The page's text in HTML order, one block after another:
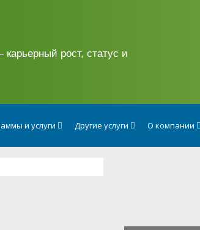
рост, статус и
и услуги Другие услуги О компании